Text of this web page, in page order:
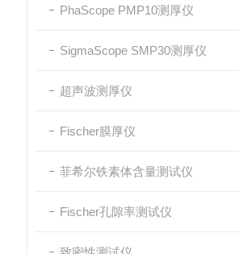
PhaScope PMP10测厚仪
SigmaScope SMP30测厚仪
超声波测厚仪
Fischer膜厚仪
菲希尔铁素体含量测试仪
Fischer孔隙率测试仪